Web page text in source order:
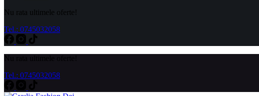
Nu rata ultimele oferte!
Tel.: 0745032058
Tel.: 0745032058